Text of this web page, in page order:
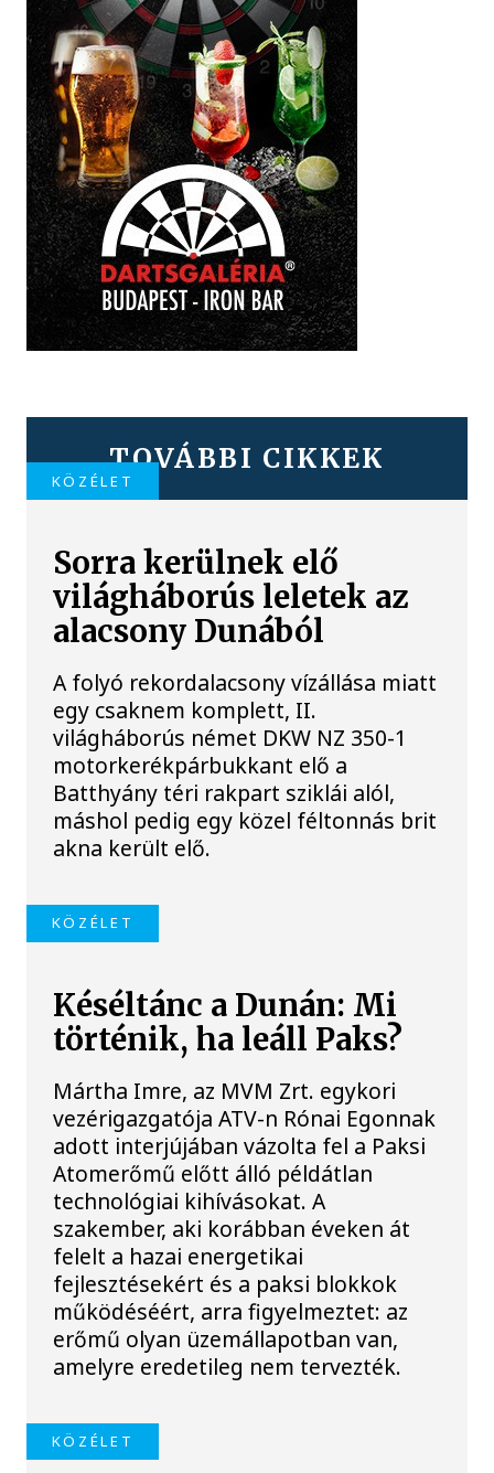
TOVÁBBI CIKKEK
KÖZÉLET
Sorra kerülnek elő
világháborús leletek az
alacsony Dunából
A folyó rekordalacsony vízállása miatt
egy csaknem komplett, II.
világháborús német DKW NZ 350-1
motorkerékpárbukkant elő a
Batthyány téri rakpart sziklái alól,
máshol pedig egy közel féltonnás brit
akna került elő.
KÖZÉLET
Késéltánc a Dunán: Mi
történik, ha leáll Paks?
Mártha Imre, az MVM Zrt. egykori
vezérigazgatója ATV-n Rónai Egonnak
adott interjújában vázolta fel a Paksi
Atomerőmű előtt álló példátlan
technológiai kihívásokat. A
szakember, aki korábban éveken át
felelt a hazai energetikai
fejlesztésekért és a paksi blokkok
működéséért, arra figyelmeztet: az
erőmű olyan üzemállapotban van,
amelyre eredetileg nem tervezték.
KÖZÉLET